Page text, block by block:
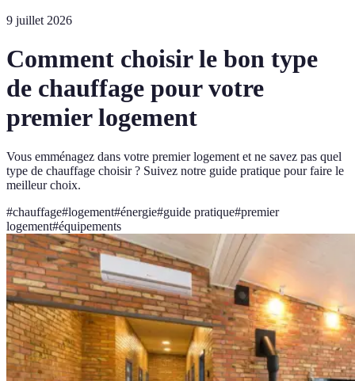
9 juillet 2026
Comment choisir le bon type
de chauffage pour votre
premier logement
Vous emménagez dans votre premier logement et ne savez pas quel
type de chauffage choisir ? Suivez notre guide pratique pour faire le
meilleur choix.
#chauffage#logement#énergie#guide pratique#premier
logement#équipements